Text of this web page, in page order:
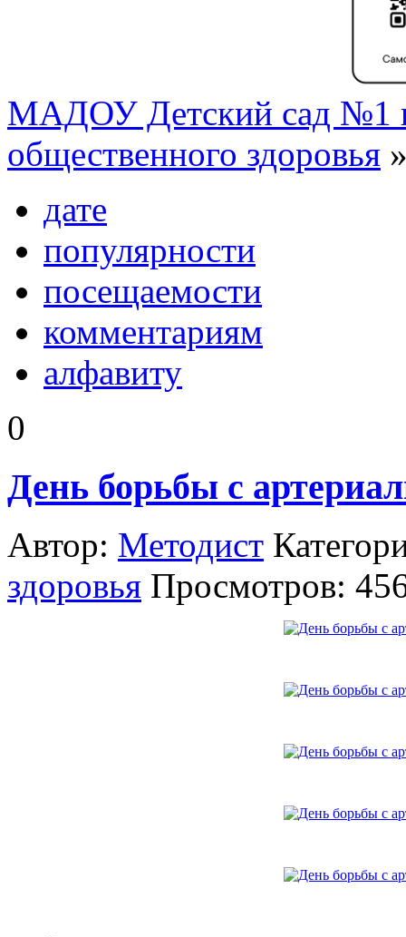
МАДОУ Детский сад №1
общественного здоровья
дате
популярности
посещаемости
комментариям
алфавиту
0
День борьбы с
Автор: Методист
здоровья Просмотров: